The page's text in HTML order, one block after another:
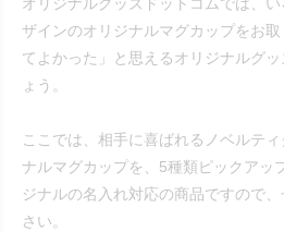
オリジナルグッズドットコムでは、
ザインのオリジナルマグカップをお
てよかった」と思えるオリジナルグ
ょう。
ここでは、相手に喜ばれるノベルテ
ナルマグカップを、5種類ピックアッ
ジナルの名入れ対応の商品ですので
さい。